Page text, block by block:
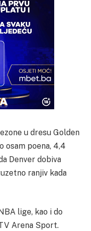
u dresu Golden
osam poena, 4,4
Denver dobiva
ranjiv kada
lige, kao i do
Arena Sport.